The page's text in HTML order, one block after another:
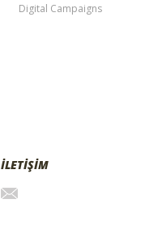
Digital Campaigns
İLETİŞİM